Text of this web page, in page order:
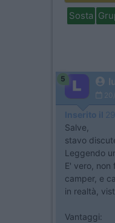
Sosta
5
Inserito il
Salve,
stavo
Leggendo
E' vero,
camper, e
in realtà,
Vantaggi: